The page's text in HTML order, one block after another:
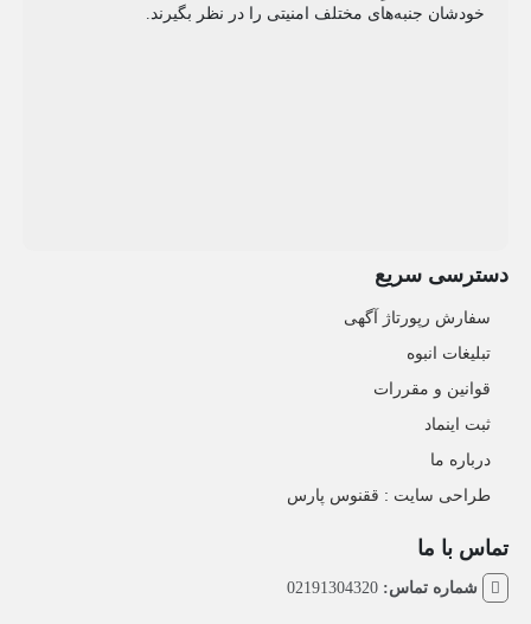
خودشان جنبه‌های مختلف امنیتی را در نظر بگیرند.
دسترسی سریع
سفارش رپورتاژ آگهی
تبلیغات انبوه
قوانین و مقررات
ثبت اینماد
درباره ما
طراحی سایت : ققنوس پارس
تماس با ما
شماره تماس:02191304320